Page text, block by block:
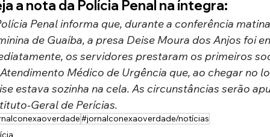
a nota da Polícia Penal na íntegra:
Penal informa que, durante a conferência
de Guaíba, a presa Deise Moura dos Anjos foi
os servidores prestaram os primeiros
Médico de Urgência que, ao chegar no
estava sozinha na cela. As circunstâncias serão
Geral de Perícias.
#jornalconexaoverdade/notícias